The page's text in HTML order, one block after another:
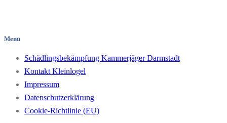
Menü
Schädlingsbekämpfung Kammerjäger Darmstadt
Kontakt Kleinlogel
Impressum
Datenschutzerklärung
Cookie-Richtlinie (EU)